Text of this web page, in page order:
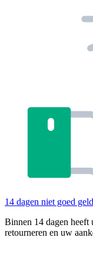
14 dagen niet goed
Binnen 14 dagen heeft
retourneren en uw